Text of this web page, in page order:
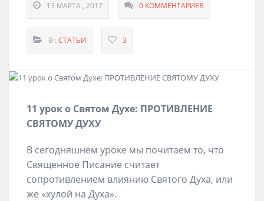
13 МАРТА , 2017 0 КОММЕНТАРИЕВ
В : СТАТЬИ 3
11 урок о Святом Духе: ПРОТИВЛЕНИЕ
СВЯТОМУ ДУХУ
В сегодняшнем уроке мы почитаем то, что
Священное Писание считает
сопротивлением влиянию Святого Духа, или
же «хулой на Духа».